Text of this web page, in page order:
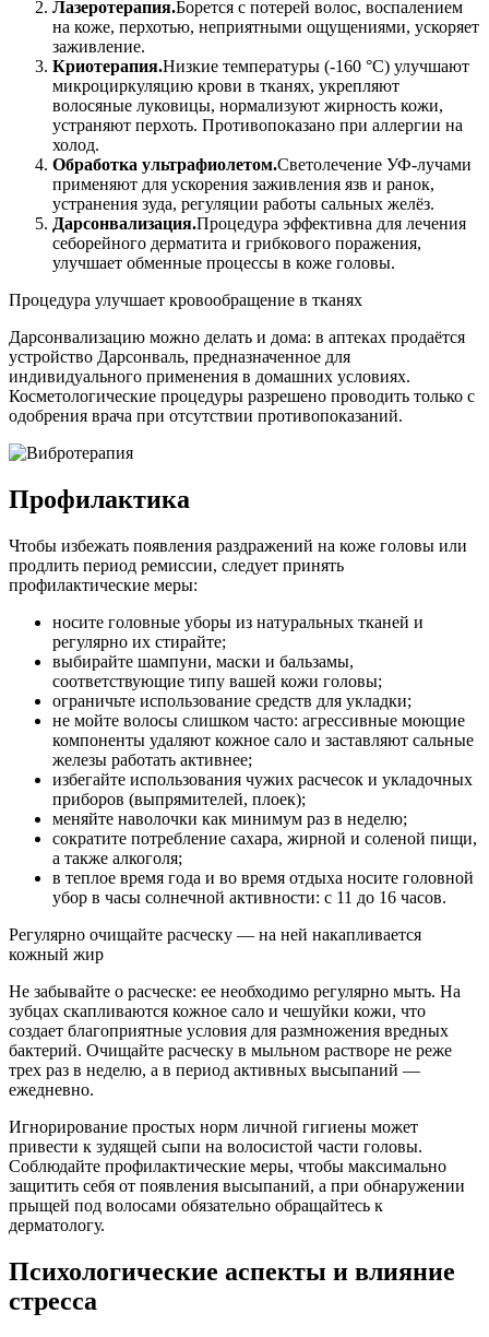
Лазеротерапия.Борется с потерей волос, воспалением
на коже, перхотью, неприятными ощущениями, ускоряет
заживление.
Криотерапия.Низкие температуры (-160 °С) улучшают
микроциркуляцию крови в тканях, укрепляют
волосяные луковицы, нормализуют жирность кожи,
устраняют перхоть. Противопоказано при аллергии на
холод.
Обработка ультрафиолетом.Светолечение УФ-лучами
применяют для ускорения заживления язв и ранок,
устранения зуда, регуляции работы сальных желёз.
Дарсонвализация.Процедура эффективна для лечения
себорейного дерматита и грибкового поражения,
улучшает обменные процессы в коже головы.
Процедура улучшает кровообращение в тканях
Дарсонвализацию можно делать и дома: в аптеках продаётся
устройство Дарсонваль, предназначенное для
индивидуального применения в домашних условиях.
Косметологические процедуры разрешено проводить только с
одобрения врача при отсутствии противопоказаний.
Профилактика
Чтобы избежать появления раздражений на коже головы или
продлить период ремиссии, следует принять
профилактические меры:
носите головные уборы из натуральных тканей и
регулярно их стирайте;
выбирайте шампуни, маски и бальзамы,
соответствующие типу вашей кожи головы;
ограничьте использование средств для укладки;
не мойте волосы слишком часто: агрессивные моющие
компоненты удаляют кожное сало и заставляют сальные
железы работать активнее;
избегайте использования чужих расчесок и укладочных
приборов (выпрямителей, плоек);
меняйте наволочки как минимум раз в неделю;
сократите потребление сахара, жирной и соленой пищи,
а также алкоголя;
в теплое время года и во время отдыха носите головной
убор в часы солнечной активности: с 11 до 16 часов.
Регулярно очищайте расческу — на ней накапливается
кожный жир
Не забывайте о расческе: ее необходимо регулярно мыть. На
зубцах скапливаются кожное сало и чешуйки кожи, что
создает благоприятные условия для размножения вредных
бактерий. Очищайте расческу в мыльном растворе не реже
трех раз в неделю, а в период активных высыпаний —
ежедневно.
Игнорирование простых норм личной гигиены может
привести к зудящей сыпи на волосистой части головы.
Соблюдайте профилактические меры, чтобы максимально
защитить себя от появления высыпаний, а при обнаружении
прыщей под волосами обязательно обращайтесь к
дерматологу.
Психологические аспекты и влияние
стресса